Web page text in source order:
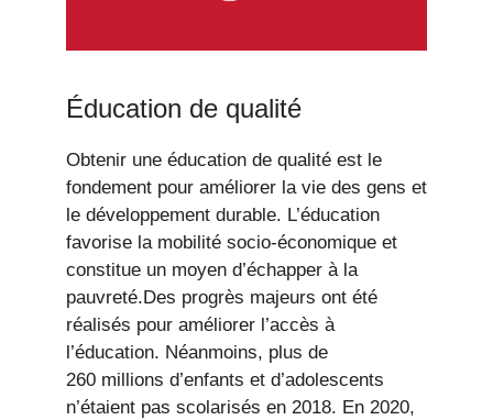
Éducation de qualité
Obtenir une éducation de qualité est le
fondement pour améliorer la vie des gens et
le développement durable. L’éducation
favorise la mobilité socio-économique et
constitue un moyen d’échapper à la
pauvreté.Des progrès majeurs ont été
réalisés pour améliorer l’accès à
l’éducation. Néanmoins, plus de
260 millions d’enfants et d’adolescents
n’étaient pas scolarisés en 2018. En 2020,